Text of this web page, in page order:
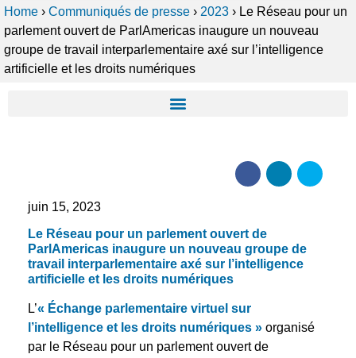
Home › Communiqués de presse › 2023 › Le Réseau pour un
parlement ouvert de ParlAmericas inaugure un nouveau
groupe de travail interparlementaire axé sur l’intelligence
artificielle et les droits numériques
juin 15, 2023
Le Réseau pour un parlement ouvert de
ParlAmericas inaugure un nouveau groupe de
travail interparlementaire axé sur l’intelligence
artificielle et les droits numériques
L’« Échange parlementaire virtuel sur
l’intelligence et les droits numériques » organisé
par le Réseau pour un parlement ouvert de